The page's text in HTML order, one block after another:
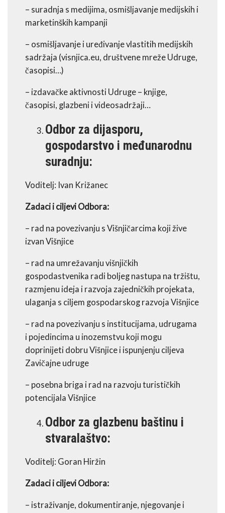
– suradnja s medijima, osmišljavanje medijskih i
marketinških kampanji
– osmišljavanje i uređivanje vlastitih medijskih
sadržaja (visnjica.eu, društvene mreže Udruge,
časopisi…)
– izdavačke aktivnosti Udruge – knjige,
časopisi, glazbeni i videosadržaji…
Odbor za dijasporu,
gospodarstvo i međunarodnu
suradnju:
Voditelj: Ivan Križanec
Zadaci i ciljevi Odbora:
– rad na povezivanju s Višnjičarcima koji žive
izvan Višnjice
– rad na umrežavanju višnjičkih
gospodastvenika radi boljeg nastupa na tržištu,
razmjenu ideja i razvoja zajedničkih projekata,
ulaganja s ciljem gospodarskog razvoja Višnjice
– rad na povezivanju s institucijama, udrugama
i pojedincima u inozemstvu koji mogu
doprinijeti dobru Višnjice i ispunjenju ciljeva
Zavičajne udruge
– posebna briga i rad na razvoju turističkih
potencijala Višnjice
Odbor za glazbenu baštinu i
stvaralaštvo:
Voditelj: Goran Hiržin
Zadaci i ciljevi Odbora:
– istraživanje, dokumentiranje, njegovanje i